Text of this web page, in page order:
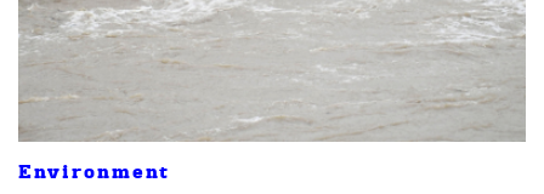
Environment
SHARE TWEET LINE EMAIL